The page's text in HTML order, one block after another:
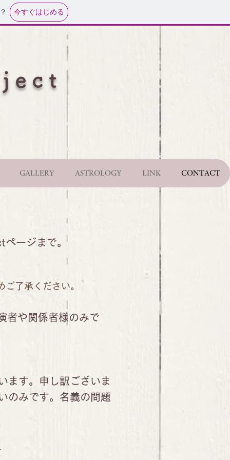
今すぐはじめる
GALLERY ASTROLOGY LINK CONTACT
ページまで。
了承ください。
や関係者様のみで
ます。申し訳ございま
のみです。名義の問題